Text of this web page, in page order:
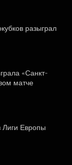
разыграл
«Санкт-
матче
Лиги Европы